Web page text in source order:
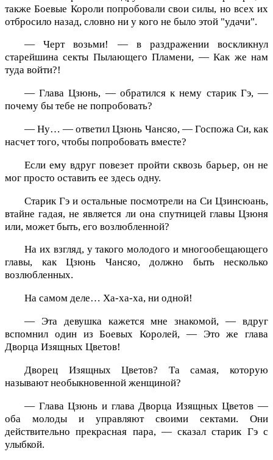
также Боевые Короли попробовали свои силы, но всех их
отбросило назад, словно ни у кого не было этой "удачи".
— Черт возьми! — в раздражении воскликнул
старейшина секты Пылающего Пламени, — Как же нам
туда войти?!
— Глава Цзюнь, — обратился к нему старик Гэ, —
почему бы тебе не попробовать?
— Ну… — ответил Цзюнь Чансяо, — Госпожа Си, как
насчет того, чтобы попробовать вместе?
Если ему вдруг повезет пройти сквозь барьер, он не
мог просто оставить ее здесь одну.
Старик Гэ и остальные посмотрели на Си Цзинсюань,
втайне гадая, не является ли она спутницей главы Цзюня
или, может быть, его возлюбленной?
На их взгляд, у такого молодого и многообещающего
главы, как Цзюнь Чансяо, должно быть несколько
возлюбленных.
На самом деле… Ха-ха-ха, ни одной!
— Эта девушка кажется мне знакомой, — вдруг
вспомнил один из Боевых Королей, — Это же глава
Дворца Изящных Цветов!
Дворец Изящных Цветов? Та самая, которую
называют необыкновенной женщиной?
— Глава Цзюнь и глава Дворца Изящных Цветов —
оба молоды и управляют своими сектами. Они
действительно прекрасная пара, — сказал старик Гэ с
улыбкой.